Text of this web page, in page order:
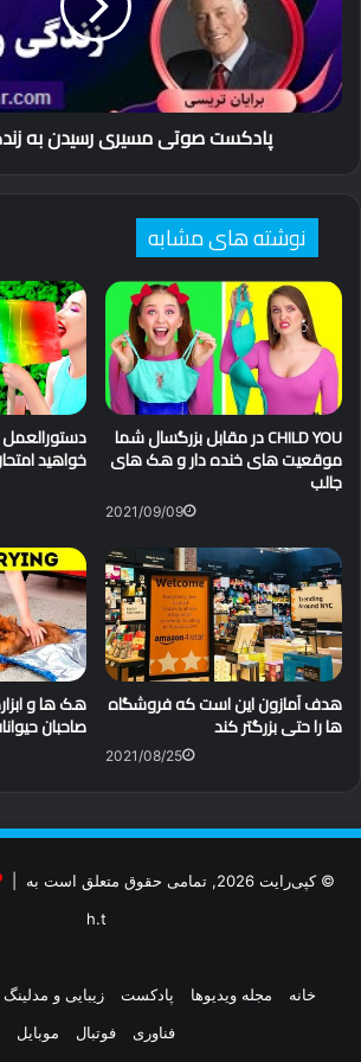
اتاق کودک ایده های
بازسازی اتاق
رزین اپوکسی
زندگی
رویایی
پادکست صوتی مسیری رسیدن به
نوشته های مشابه
خواهید
CHILD YOU در مقابل بزرگسال شما
موقعیت های خنده دار و هک های
جالب
2021/09/09
هک ها و
صاحبان
هدف آمازون این است که فروشگاه
ها را حتی بزرگتر کند
2021/08/25
© کپی‌رایت 2026, تمامی حقوق متعلق است به |
h.t
خانه مجله ویدیوها پادکست زیبایی و مدلینگ
فناوری
فوتبال موبایل